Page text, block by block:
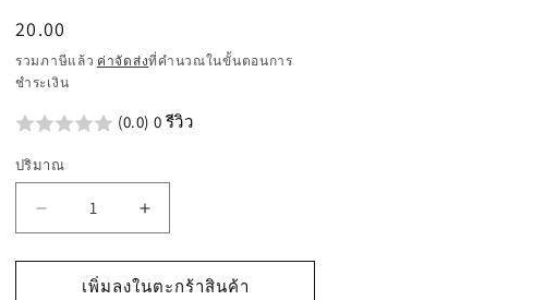
ราคา
ปกติ
20.00
รวมภาษีแล้ว ค่าจัดส่งที่คำนวณในขั้นตอนการ
ชำระเงิน
(0.0) 0 รีวิว
ปริมาณ
สำหรับ
สำหรับ
เพิ่มลงในตะกร้าสินค้า